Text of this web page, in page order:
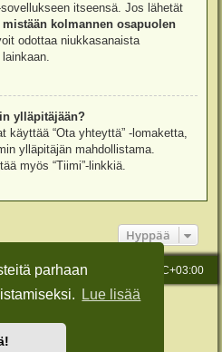
parhaan
Lue lisää
itseensä. Jos lähetät
mistään kolmannen osapuolen
odottaa niukkasanaista
ylläpitäjään?
käyttää “Ota yhteyttä” -lomaketta,
ylläpitäjän mahdollistama.
myös “Tiimi”-linkkiä.
Hyppää
Kaikki ajat ovat UTC+03:00
® Forum Software © phpBB Limited